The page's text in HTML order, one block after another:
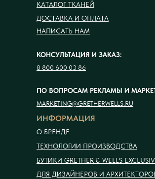
ИНФОРМАЦИЯ
О БРЕНДЕ
ТЕХНОЛОГИИ ПРОИЗВОДСТВА
БУТИКИ GRETHER & WELLS
ДЛЯ ДИЗАЙНЕРОВ И
КОНСУЛЬТАЦИЯ И ЗАКАЗ:
8 800 600 03 86
КАТАЛОГ ТКАНЕЙ
ДОСТАВКА И ОПЛАТА
ПО ВОПРОСАМ РЕКЛАМЫ И
MARKETING@GRETHERWELLS.RU
НАПИСАТЬ НАМ